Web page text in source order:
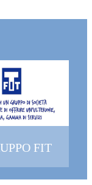
FIT